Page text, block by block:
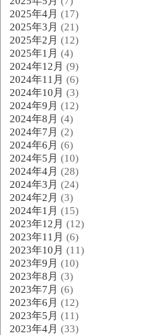
2025年4月 (17)
2025年3月 (21)
2025年2月 (12)
2025年1月 (4)
2024年12月 (9)
2024年11月 (6)
2024年10月 (3)
2024年9月 (12)
2024年8月 (4)
2024年7月 (2)
2024年6月 (6)
2024年5月 (10)
2024年4月 (28)
2024年3月 (24)
2024年2月 (3)
2024年1月 (15)
2023年12月 (12)
2023年11月 (6)
2023年10月 (11)
2023年9月 (10)
2023年8月 (3)
2023年7月 (6)
2023年6月 (12)
2023年5月 (11)
2023年4月 (33)